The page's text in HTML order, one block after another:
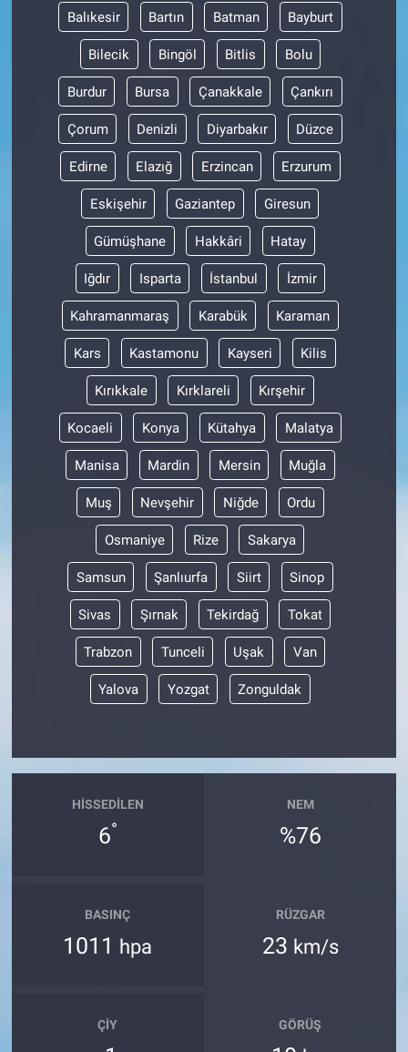
Balıkesir Bartın Batman Bayburt
Bilecik Bingöl Bitlis Bolu
Burdur Bursa Çanakkale Çankırı
Çorum Denizli Diyarbakır Düzce
Edirne Elazığ Erzincan Erzurum
Eskişehir Gaziantep Giresun
Gümüşhane Hakkâri Hatay
Iğdır Isparta İstanbul İzmir
Kahramanmaraş Karabük Karaman
Kars Kastamonu Kayseri Kilis
Kırıkkale Kırklareli Kırşehir
Kocaeli Konya Kütahya Malatya
Manisa Mardin Mersin Muğla
Muş Nevşehir Niğde Ordu
Osmaniye Rize Sakarya
Samsun Şanlıurfa Siirt Sinop
Sivas Şırnak Tekirdağ Tokat
Trabzon Tunceli Uşak Van
Yalova Yozgat Zonguldak
HISSEDILEN
6°
NEM
%76
BASINÇ
1011 hpa
RÜZGAR
23 km/s
ÇIY GÖRÜŞ